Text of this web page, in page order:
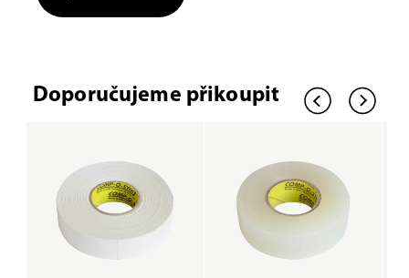
Doporučujeme přikoupit